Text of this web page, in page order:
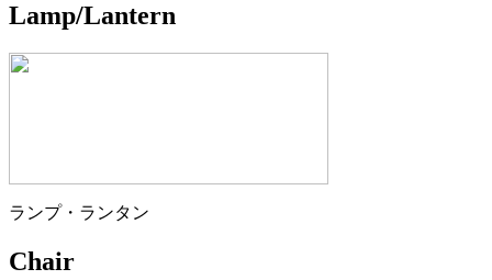
Lamp/Lantern
ランプ・ランタン
Chair